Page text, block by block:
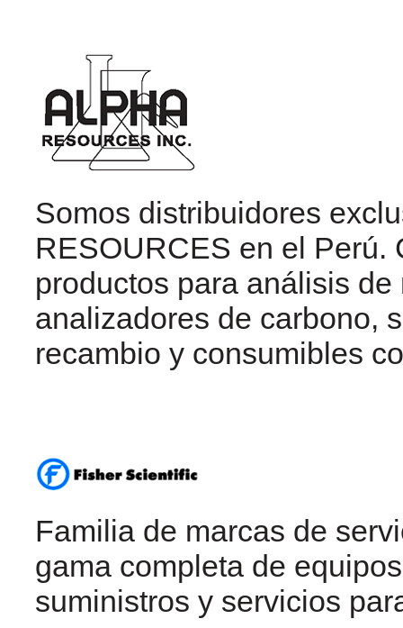
Somos distribuidores
RESOURCES en el Perú.
productos para análisis
analizadores de carbono,
recambio y consumibles
Familia de marcas de
gama completa de
suministros y servicios